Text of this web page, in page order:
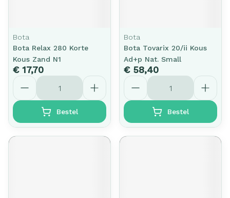
Bota
Bota Relax 280 Korte
Kous Zand N1
€ 17,70
Aantal
Bestel
Bota
Bota Tovarix 20/ii Kous
Ad+p Nat. Small
€ 58,40
Aantal
Bestel